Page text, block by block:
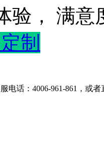
验， 满
制
电话：4006-961-861 ，或